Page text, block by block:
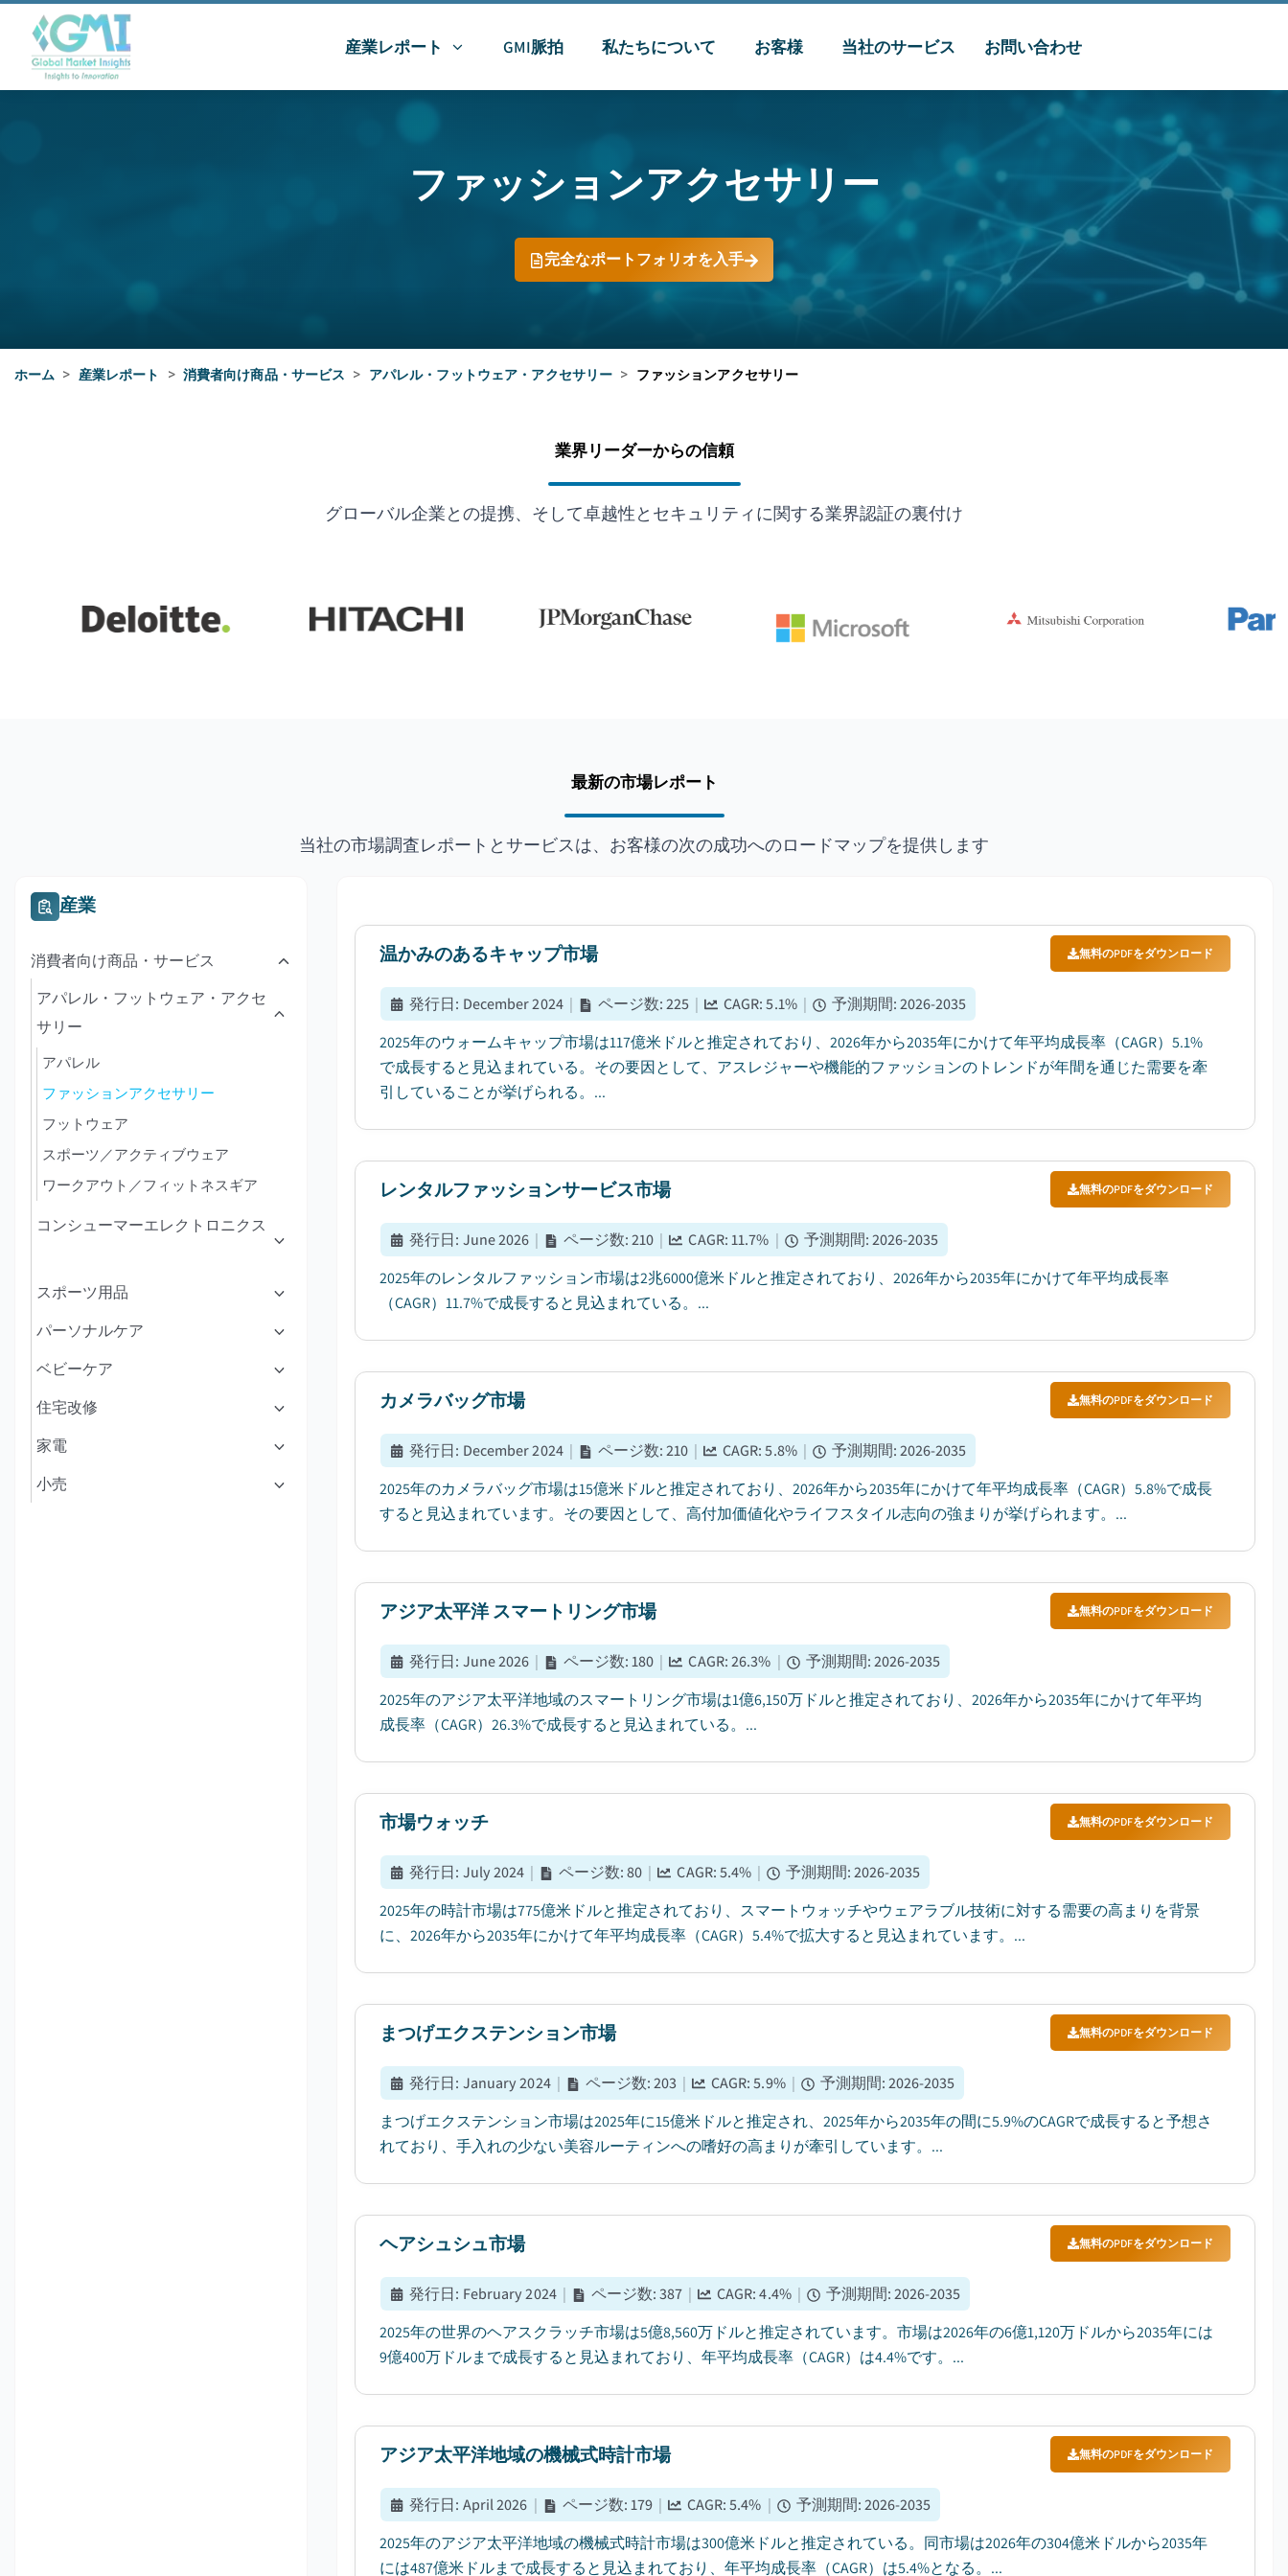
産業レポート GMI脈拍 私たちについて お客様 当社のサービス お問い合わせ
ファッションアクセサリー
完全なポートフォリオを入手
ホーム > 産業レポート > 消費者向け商品・サービス > アパレル・フットウェア・アクセサリー > ファッションアクセサリー
業界リーダーからの信頼
グローバル企業との提携、そして卓越性とセキュリティに関する業界認証の裏付け
最新の市場レポート
当社の市場調査レポートとサービスは、お客様の次の成功へのロードマップを提供します
産業
消費者向け商品・サービス
アパレル・フットウェア・アクセ
サリー
アパレル
ファッションアクセサリー
フットウェア
スポーツ／アクティブウェア
ワークアウト／フィットネスギア
コンシューマーエレクトロニクス
スポーツ用品
パーソナルケア
ベビーケア
住宅改修
家電
小売
温かみのあるキャップ市場 無料のPDFをダウンロード
発行日: December 2024 | ページ数:225 | CAGR:5.1% | 予測期間:2026-2035
2025年のウォームキャップ市場は117億米ドルと推定されており、2026年から2035年にかけて年平均成長率（CAGR）5.1%
で成長すると見込まれている。その要因として、アスレジャーや機能的ファッションのトレンドが年間を通じた需要を牽
引していることが挙げられる。...
レンタルファッションサービス市場 無料のPDFをダウンロード
発行日: June 2026 | ページ数:210 | CAGR:11.7% | 予測期間:2026-2035
2025年のレンタルファッション市場は2兆6000億米ドルと推定されており、2026年から2035年にかけて年平均成長率
（CAGR）11.7%で成長すると見込まれている。...
カメラバッグ市場 無料のPDFをダウンロード
発行日: December 2024 | ページ数:210 | CAGR:5.8% | 予測期間:2026-2035
2025年のカメラバッグ市場は15億米ドルと推定されており、2026年から2035年にかけて年平均成長率（CAGR）5.8%で成長
すると見込まれています。その要因として、高付加価値化やライフスタイル志向の強まりが挙げられます。...
アジア太平洋 スマートリング市場 無料のPDFをダウンロード
発行日: June 2026 | ページ数:180 | CAGR:26.3% | 予測期間:2026-2035
2025年のアジア太平洋地域のスマートリング市場は1億6,150万ドルと推定されており、2026年から2035年にかけて年平均
成長率（CAGR）26.3%で成長すると見込まれている。...
市場ウォッチ 無料のPDFをダウンロード
発行日: July 2024 | ページ数:80 | CAGR:5.4% | 予測期間:2026-2035
2025年の時計市場は775億米ドルと推定されており、スマートウォッチやウェアラブル技術に対する需要の高まりを背景
に、2026年から2035年にかけて年平均成長率（CAGR）5.4%で拡大すると見込まれています。...
まつげエクステンション市場 無料のPDFをダウンロード
発行日: January 2024 | ページ数:203 | CAGR:5.9% | 予測期間:2026-2035
まつげエクステンション市場は2025年に15億米ドルと推定され、2025年から2035年の間に5.9%のCAGRで成長すると予想さ
れており、手入れの少ない美容ルーティンへの嗜好の高まりが牽引しています。...
ヘアシュシュ市場 無料のPDFをダウンロード
発行日: February 2024 | ページ数:387 | CAGR:4.4% | 予測期間:2026-2035
2025年の世界のヘアスクラッチ市場は5億8,560万ドルと推定されています。市場は2026年の6億1,120万ドルから2035年には
9億400万ドルまで成長すると見込まれており、年平均成長率（CAGR）は4.4%です。...
アジア太平洋地域の機械式時計市場 無料のPDFをダウンロード
発行日: April 2026 | ページ数:179 | CAGR:5.4% | 予測期間:2026-2035
2025年のアジア太平洋地域の機械式時計市場は300億米ドルと推定されている。同市場は2026年の304億米ドルから2035年
には487億米ドルまで成長すると見込まれており、年平均成長率（CAGR）は5.4%となる。...